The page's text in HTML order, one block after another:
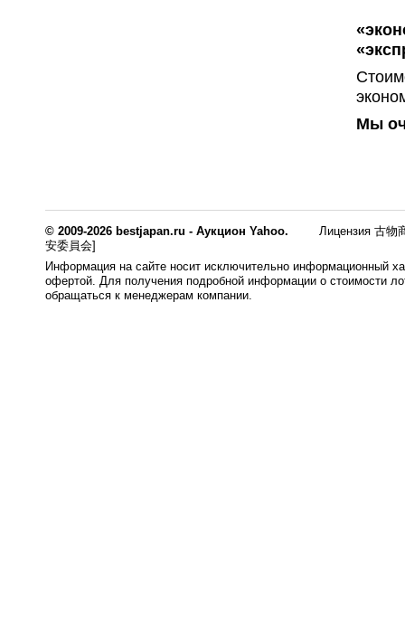
Мы
© 2009-2026 bestjapan.ru - Аукцион Yahoo.
Лицензия 古物
安委員会]
Информация на сайте носит исключительно информационный
офертой. Для получения подробной информации о стоимости
обращаться к менеджерам компании.